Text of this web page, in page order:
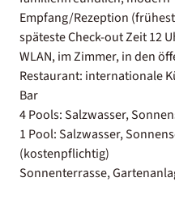
Empfang/Rezeption
späteste Check-out Zeit 12
WLAN, im Zimmer, in den
Restaurant: internationale
Bar
4 Pools: Salzwasser,
1 Pool: Salzwasser,
(kostenpflichtig)
Sonnenterrasse,